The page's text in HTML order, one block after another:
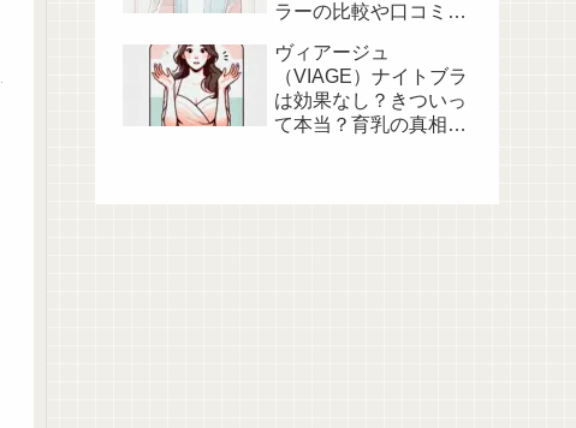
ラーの比較や口コミを
ヴィアージュ
（VIAGE）ナイトブラ
は効果なし？きついっ
て本当？育乳の真相と